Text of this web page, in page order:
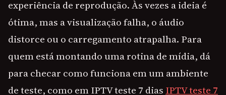
experiência de reprodução. Às vezes a ideia é
ótima, mas a visualização falha, o áudio
distorce ou o carregamento atrapalha. Para
quem está montando uma rotina de mídia, dá
para checar como funciona em um ambiente
de teste, como em IPTV teste 7 dias IPTV teste 7